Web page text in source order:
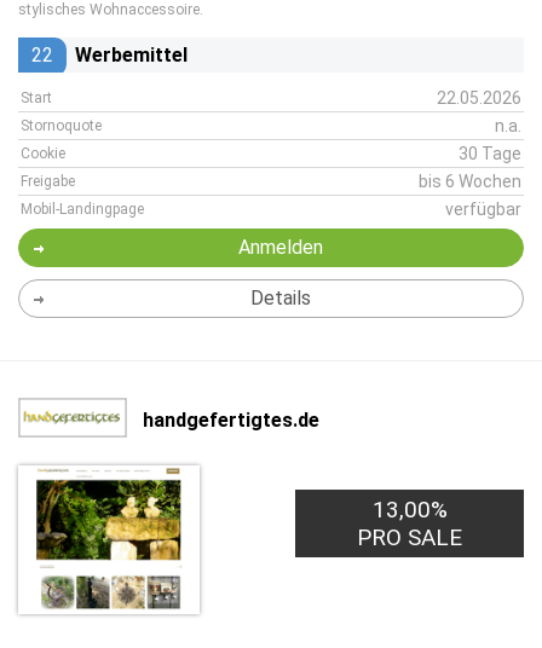
stylisches Wohnaccessoire.
22 Werbemittel
Start 22.05.2026
Stornoquote n.a.
Cookie 30 Tage
Freigabe bis 6 Wochen
Mobil-Landingpage verfügbar
Anmelden
Details
handgefertigtes.de
13,00%
PRO SALE